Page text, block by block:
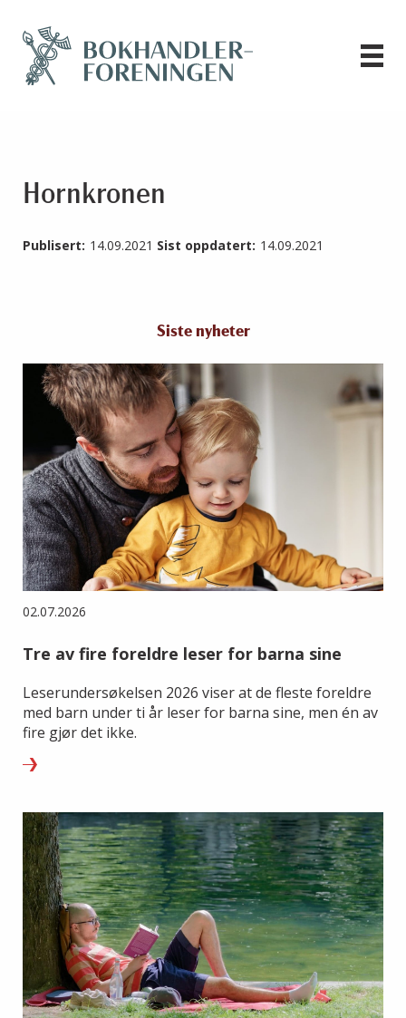
Hornkronen
Publisert: 14.09.2021 Sist oppdatert: 14.09.2021
Siste nyheter
02.07.2026
Tre av fire foreldre leser for barna sine
Leserundersøkelsen 2026 viser at de fleste foreldre
med barn under ti år leser for barna sine, men én av
fire gjør det ikke.